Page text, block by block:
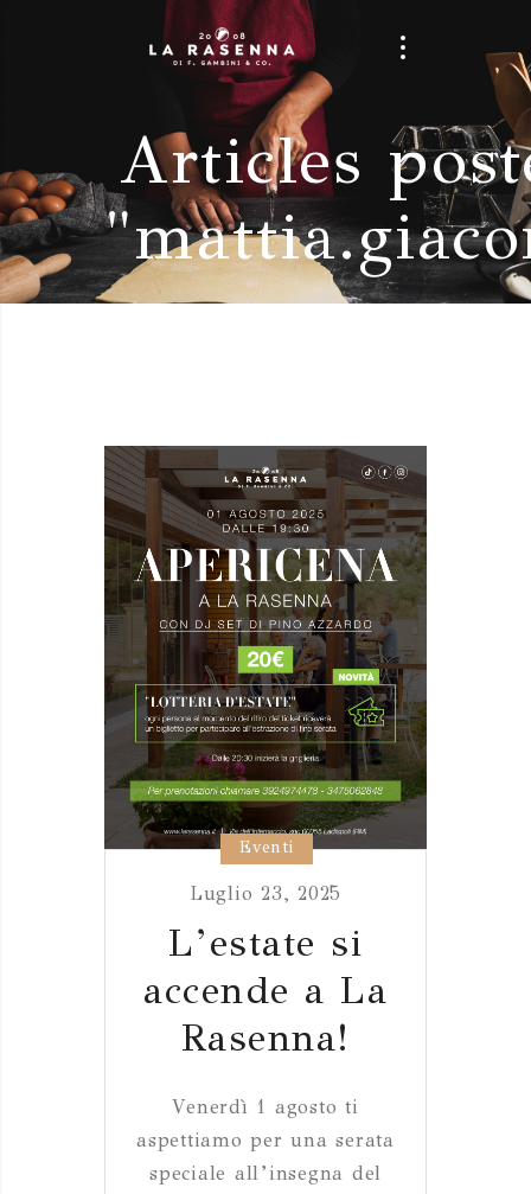
Articles
Eventi
Luglio 23, 2025
L’estate si
accende a La
Rasenna!
Venerdì 1 agosto ti
aspettiamo per una serata
speciale all’insegna del